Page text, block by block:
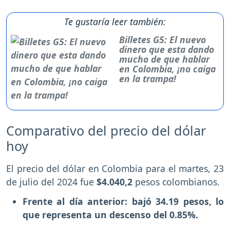
Te gustaría leer también:
Billetes G5: El nuevo
dinero que esta dando
mucho de que hablar
en Colombia, ¡no caiga
en la trampa!
Comparativo del precio del dólar
hoy
El precio del dólar en Colombia para el martes, 23
de julio del 2024 fue $4.040,2 pesos colombianos.
Frente al día anterior: bajó 34.19 pesos, lo
que representa un descenso del 0.85%.